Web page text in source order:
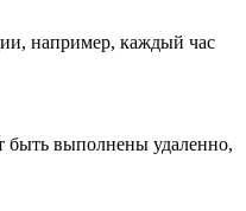
например, каждый час
быть выполнены удаленно,